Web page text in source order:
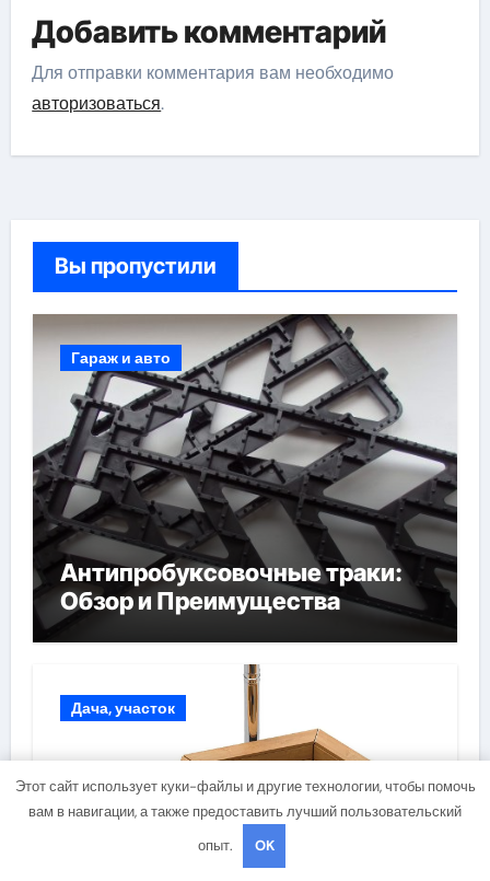
Добавить комментарий
Для отправки комментария вам необходимо
авторизоваться.
Вы пропустили
Гараж и авто
Антипробуксовочные траки:
Обзор и Преимущества
Дача, участок
Этот сайт использует куки-файлы и другие технологии, чтобы помочь
вам в навигации, а также предоставить лучший пользовательский
опыт.
OK